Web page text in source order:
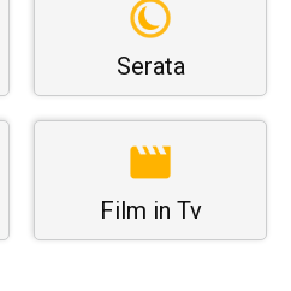
Serata
Film in Tv